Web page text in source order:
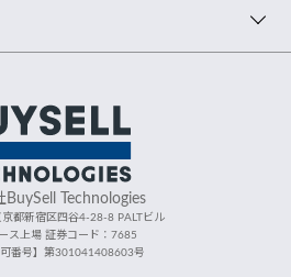
BuySell Technologies
都新宿区四谷4-28-8 PALTビル
ス上場 証券コード：7685
可番号】第301041408603号